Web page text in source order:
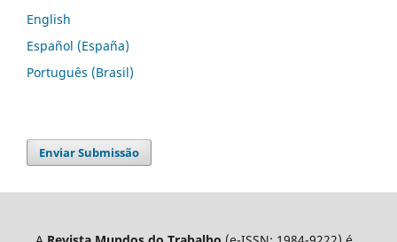
English
Español (España)
Português (Brasil)
Enviar Submissão